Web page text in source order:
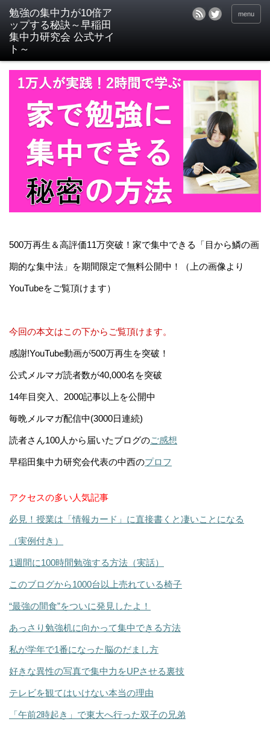
menu
500万再生＆高評価11万突破！家で集中できる「目から鱗の画
期的な集中法」を期間限定で無料公開中！（上の画像より
YouTubeをご覧頂けます）
今回の本文はこの下からご覧頂けます。
感謝!YouTube動画が500万再生を突破！
公式メルマガ読者数が40,000名を突破
14年目突入、2000記事以上を公開中
毎晩メルマガ配信中(3000日連続)
読者さん100人から届いたブログのご感想
早稲田集中力研究会代表の中西のプロフ
アクセスの多い人気記事
必見！授業は「情報カード」に直接書くと凄いことになる
（実例付き）
1週間に100時間勉強する方法（実話）
このブログから1000台以上売れている椅子
“最強の間食”をついに発見したよ！
あっさり勉強机に向かって集中できる方法
私が学年で1番になった脳のだまし方
好きな異性の写真で集中力をUPさせる裏技
テレビを観てはいけない本当の理由
「午前2時起き」で東大へ行った双子の兄弟